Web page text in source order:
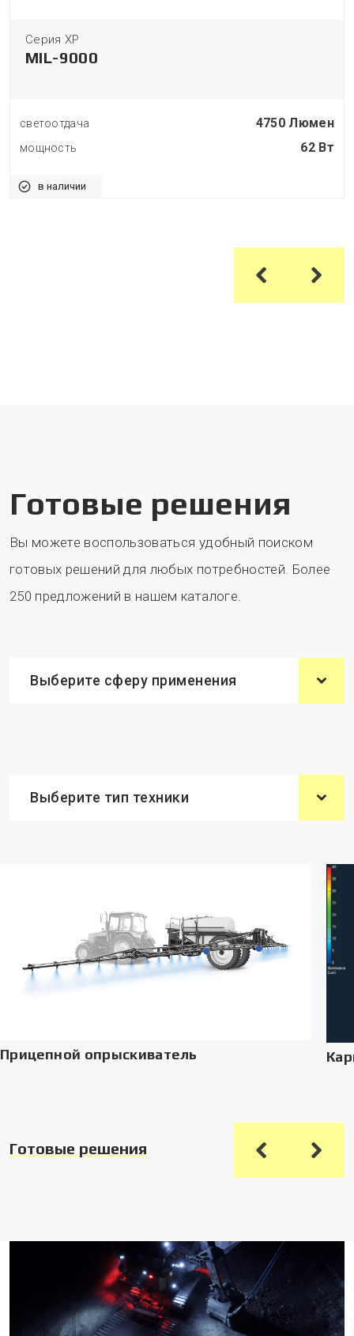
Серия XP
MIL-9000
светоотдача 4750 Люмен
мощность 62 Вт
в наличии
Готовые решения
Вы можете воспользоваться удобный поиском
готовых решений для любых потребностей. Более
250 предложений в нашем каталоге.
Выберите сферу применения
Выберите тип техники
Прицепной опрыскиватель
Готовые решения